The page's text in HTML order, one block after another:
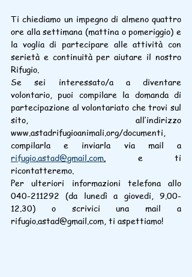
Ti chiediamo un impegno di almeno quattro
ore alla settimana (mattina o pomeriggio) e
la voglia di partecipare alle attività con
serietà e continuità per aiutare il nostro
Rifugio.
Se sei interessato/a a diventare
volontario, puoi compilare la domanda di
partecipazione al volontariato che trovi sul
sito, all’indirizzo
www.astadrifugioanimali.org/documenti,
rifugio.astad@gmail.com. e ti
ricontatteremo.
Per ulteriori informazioni telefona allo
040-211292 (da lunedì a giovedi, 9.00-
12.30) o scrivici una mail a
rifugio.astad@gmail.com, ti aspettiamo!